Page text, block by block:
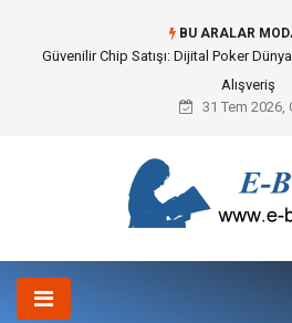
BU ARALAR
Güvenilir Chip Satışı: Dijital Poker
Alışveriş
31 Tem 2026,